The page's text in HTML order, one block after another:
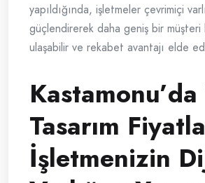
yapıldığında, işletmeler çevrimiçi
güçlendirerek daha geniş bir müşteri
ulaşabilir ve rekabet avantajı elde
Tasarım
İşletmenizin